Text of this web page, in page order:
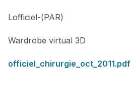
客户评价
Lofficiel-(PAR)
Wardrobe virtual 3D
officiel_chirurgie_oct_2011.pdf